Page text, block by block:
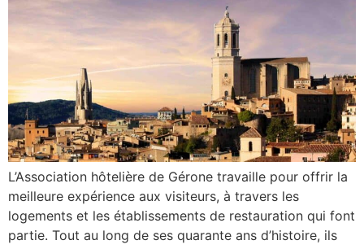
L’Association hôtelière de Gérone travaille pour offrir la
meilleure expérience aux visiteurs, à travers les
logements et les établissements de restauration qui font
partie. Tout au long de ses quarante ans d’histoire, ils